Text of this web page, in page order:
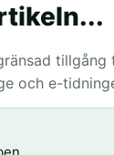
tillgång
och e-